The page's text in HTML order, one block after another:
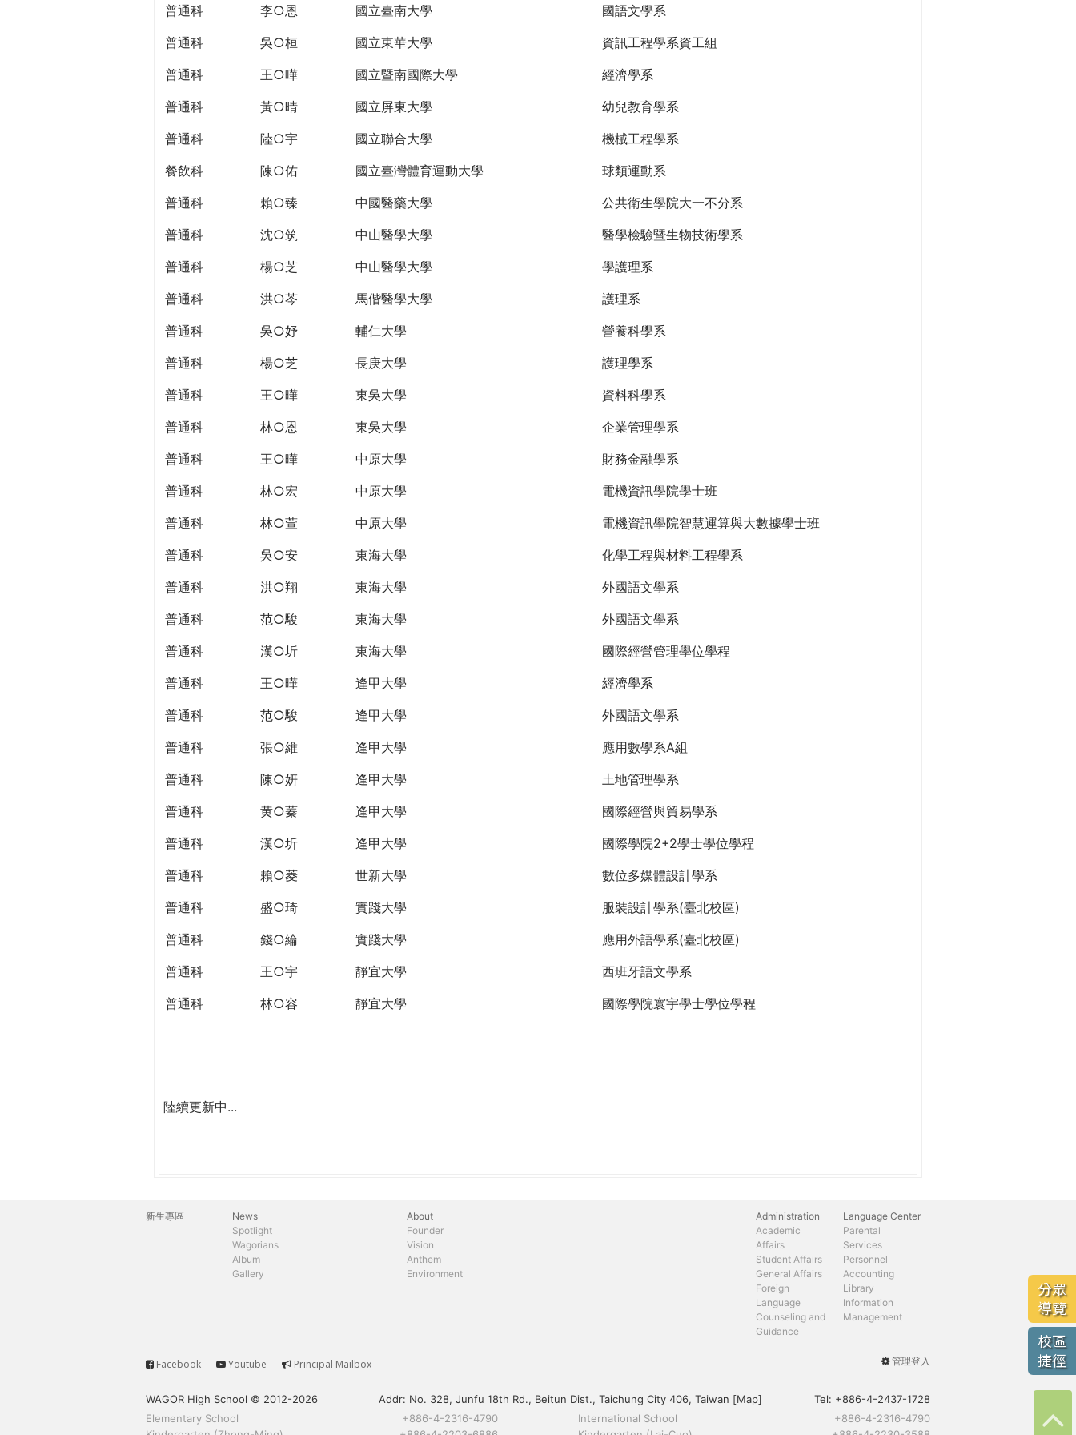
普通科 李○恩 國立臺南大學
國語文學系
普通科
吳○桓 國立東華大學
資訊工程學系資工組
普通科
王○曄 國立暨南國際大學
經濟學系
普通科
黃○晴 國立屏東大學
幼兒教育學系
普通科
陸○宇 國立聯合大學
機械工程學系
餐飲科
陳○佑 國立臺灣體育運動大學
球類運動系
普通科
賴○臻 中國醫藥大學
公共衛生學院大一不分系
普通科
沈○筑 中山醫學大學
醫學檢驗暨生物技術學系
普通科
楊○芝 中山醫學大學
學護理系
普通科
洪○芩 馬偕醫學大學
護理系
普通科
吳○妤 輔仁大學
營養科學系
普通科
楊○芝 長庚大學
護理學系
普通科
王○曄 東吳大學
資料科學系
普通科
林○恩 東吳大學
企業管理學系
普通科
王○曄 中原大學
財務金融學系
普通科
林○宏 中原大學
電機資訊學院學士班
普通科
林○萱 中原大學
電機資訊學院智慧運算與大數據學士班
普通科
吳○安 東海大學
化學工程與材料工程學系
普通科
洪○翔 東海大學
外國語文學系
普通科
范○駿 東海大學
外國語文學系
普通科
漢○圻 東海大學
國際經營管理學位學程
普通科
王○曄 逢甲大學
經濟學系
普通科
范○駿 逢甲大學
外國語文學系
普通科
張○維 逢甲大學
應用數學系A組
普通科
陳○妍 逢甲大學
土地管理學系
普通科
黄○蓁 逢甲大學
國際經營與貿易學系
普通科
漢○圻 逢甲大學
國際學院2+2學士學位學程
普通科
賴○菱 世新大學
數位多媒體設計學系
普通科
盛○琦 實踐大學
服裝設計學系(臺北校區)
普通科
錢○綸 實踐大學
應用外語學系(臺北校區)
普通科
王○宇 靜宜大學
西班牙語文學系
普通科
林○容 靜宜大學 國際學院寰宇學士學位學程
陸續更新中...
分眾
導覽
校區
捷徑
主
新生專區
News
Spotlight
Wagorians
Album
Gallery
About
Founder
Vision
Anthem
Environment
Administration
Academic
Affairs
Student Affairs
General Affairs
Foreign
Language
Counseling and
Guidance
Parental
Services
Personnel
Accounting
Library
Information
Management
Language Center
User
menu
管理登入
Service
Facebook Youtube Principal Mailbox
WAGOR High School © 2012-2026 Addr: No. 328, Junfu 18th Rd., Beitun Dist., Taichung City 406, Taiwan [Map] Tel: +886-4-2437-1728
Elementary School
+886-4-2316-4790 International School
+886-4-2316-4790